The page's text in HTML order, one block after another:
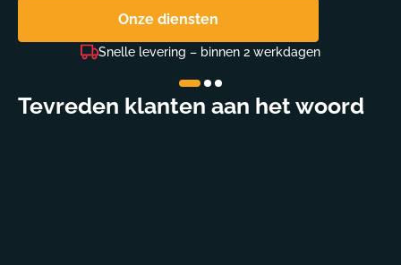
Onze diensten
– binnen 2 werkdagen Wettelijk
Tevreden klanten aan het woord